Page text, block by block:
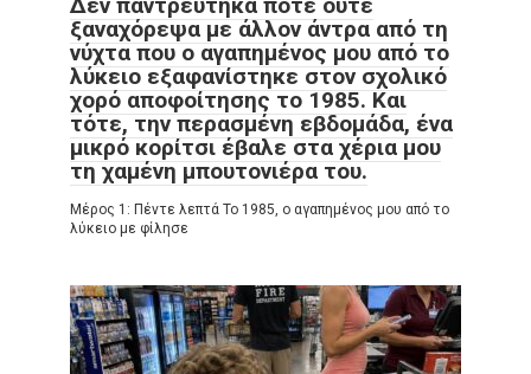
Δεν παντρεύτηκα ποτέ ούτε
ξαναχόρεψα με άλλον άντρα από τη
νύχτα που ο αγαπημένος μου από το
λύκειο εξαφανίστηκε στον σχολικό
χορό αποφοίτησης το 1985. Και
τότε, την περασμένη εβδομάδα, ένα
μικρό κορίτσι έβαλε στα χέρια μου
τη χαμένη μπουτονιέρα του.
Μέρος 1: Πέντε λεπτά Το 1985, ο αγαπημένος μου από το
λύκειο με φίλησε